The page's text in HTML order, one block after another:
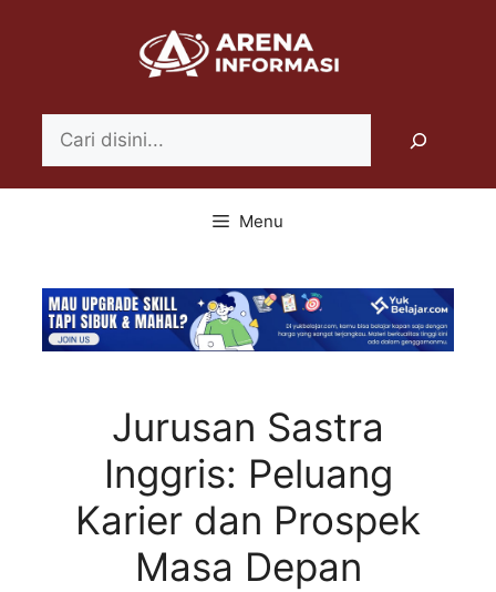
Menu
Jurusan Sastra
Inggris: Peluang
Karier dan Prospek
Masa Depan